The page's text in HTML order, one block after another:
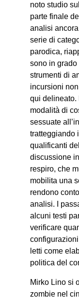
noto studio
parte finale
analisi
serie di
parodica,
sono in
strumenti di
incursioni
qui delineato.
modalità di
sessuate
tratteggiando
qualificanti
discussione
respiro, che
mobilita una
rendono
analisi. I
alcuni testi
verificare
letti come
politica del
Mirko Lino si
zombie nel